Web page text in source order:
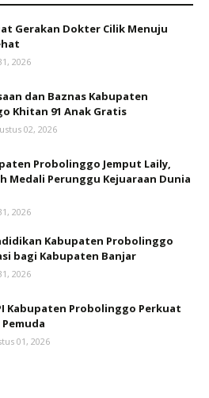
Gerakan Dokter Cilik Menuju
2026
dan Baznas Kabupaten
Khitan 91 Anak Gratis
02, 2026
Probolinggo Jemput Laily,
Medali Perunggu Kejuaraan Dunia
2026
Kabupaten Probolinggo
bagi Kabupaten Banjar
2026
Kabupaten Probolinggo Perkuat
01, 2026